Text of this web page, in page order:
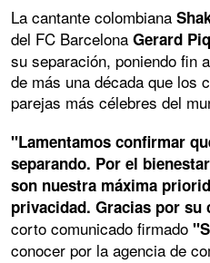
La cantante colombiana
del FC Barcelona Gerard
su separación, poniendo fin
de más una década que los
parejas más célebres del
"Lamentamos confirmar
separando. Por el
son nuestra máxima
privacidad. Gracias por su
corto comunicado firmado
conocer por la agencia de